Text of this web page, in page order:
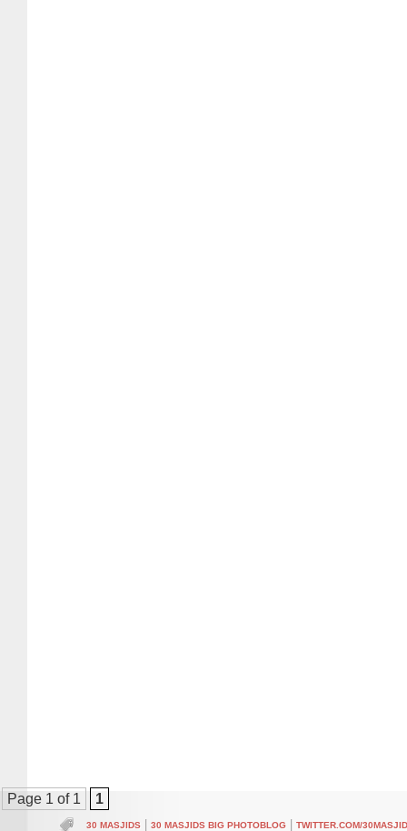
Page 1 of 1 1
30 MASJIDS 30 MASJIDS BIG PHOTOBLOG TWITTER.COM/